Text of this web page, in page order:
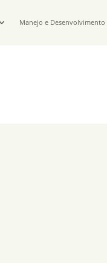
Manejo e Desenvolvimento